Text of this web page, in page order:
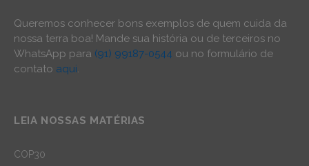
Queremos conhecer bons exemplos de quem cuida da
nossa terra boa! Mande sua história ou de terceiros no
WhatsApp para (91) 99187-0544 ou no formulário de
contato aqui.
LEIA NOSSAS MATÉRIAS
COP30